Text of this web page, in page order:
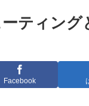
ティング
Facebook